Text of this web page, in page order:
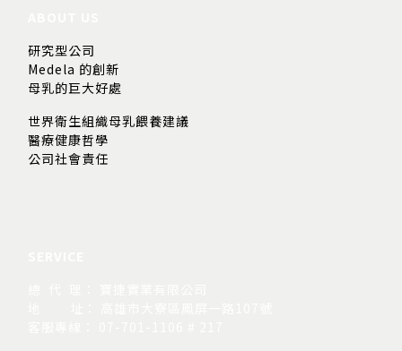
研究型公司
Medela 的創新
母乳的巨大好處
世界衛生組織母乳餵養建議
醫療健康哲學
公司社會責任